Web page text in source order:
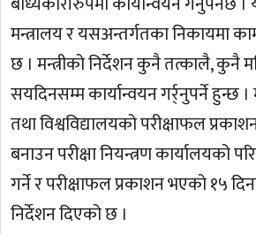
मन्त्रालय र यसअन्तर्गतका निकायमा
छ । मन्त्रीको निर्देशन कुनै तत्कालै, कुनै
सयदिनसम्म कार्यान्वयन गर्र्नुपर्ने हुन्छ
तथा विश्वविद्यालयको परीक्षाफल
बनाउन परीक्षा नियन्त्रण कार्यालयको
गर्ने र परीक्षाफल प्रकाशन भएको १५
निर्देशन दिएको छ ।